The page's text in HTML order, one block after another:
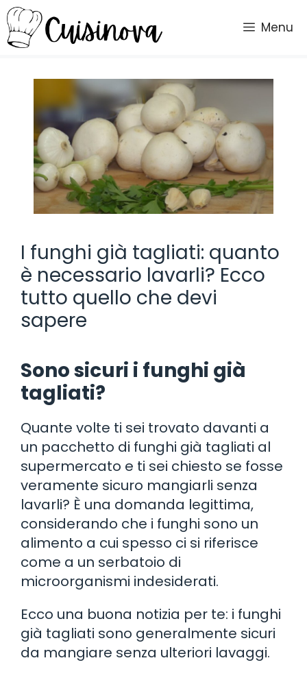
Vai
al
contenuto
Menu
I funghi già tagliati: quanto
è necessario lavarli? Ecco
tutto quello che devi
sapere
Sono sicuri i funghi già
tagliati?
Quante volte ti sei trovato davanti a
un pacchetto di funghi già tagliati al
supermercato e ti sei chiesto se fosse
veramente sicuro mangiarli senza
lavarli? È una domanda legittima,
considerando che i funghi sono un
alimento a cui spesso ci si riferisce
come a un serbatoio di
microorganismi indesiderati.
Ecco una buona notizia per te: i funghi
già tagliati sono generalmente sicuri
da mangiare senza ulteriori lavaggi.